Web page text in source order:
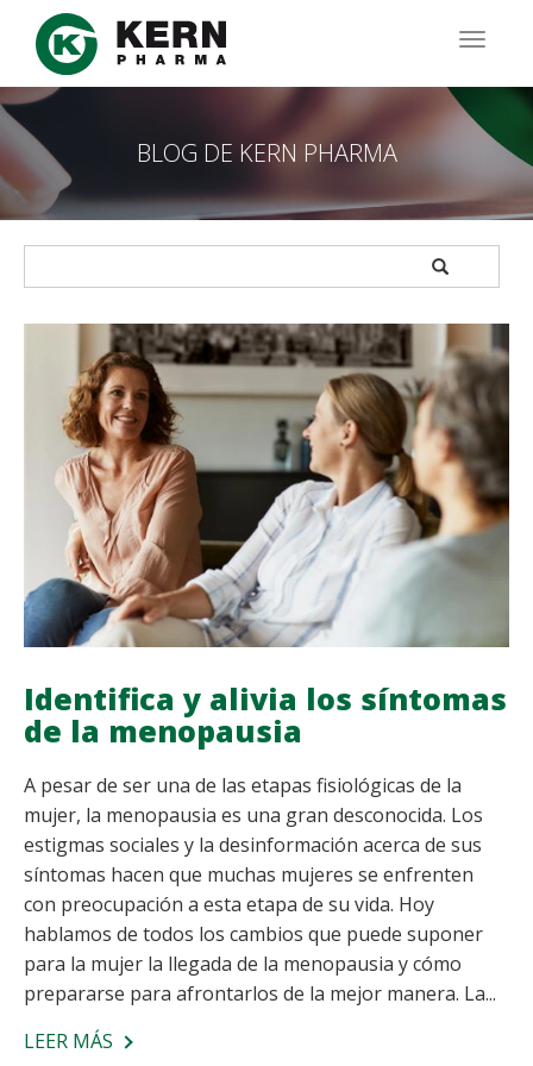
Pasar
contenido
principal
BLOG DE KERN PHARMA
APPLY
Identifica y alivia los síntomas
de la menopausia
A pesar de ser una de las etapas fisiológicas de la
mujer, la menopausia es una gran desconocida. Los
estigmas sociales y la desinformación acerca de sus
síntomas hacen que muchas mujeres se enfrenten
con preocupación a esta etapa de su vida. Hoy
hablamos de todos los cambios que puede suponer
para la mujer la llegada de la menopausia y cómo
prepararse para afrontarlos de la mejor manera. La...
LEER MÁS SOBRE